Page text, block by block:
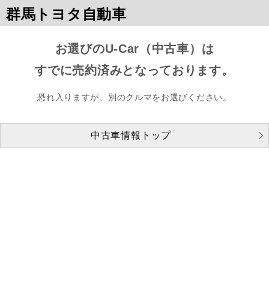
群馬トヨタ自動車
お選びのU-Car（中古車）は
すでに売約済みとなっております。
恐れ入りますが、別のクルマをお選びください。
中古車情報トップ